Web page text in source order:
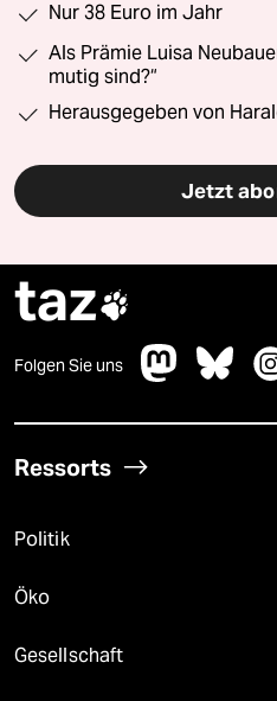
Nur 38 Euro im Jahr
Als Prämie Luisa
mutig sind?“
Herausgegeben von
Jetzt
taz
Folgen Sie uns
Ressorts
Politik
Öko
Gesellschaft